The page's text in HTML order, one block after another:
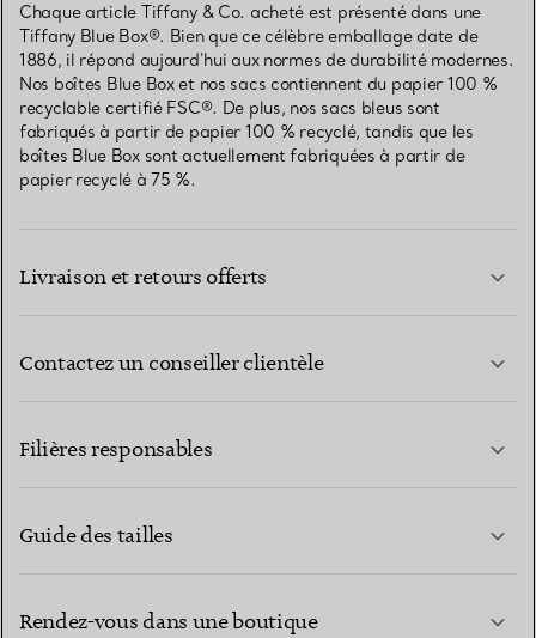
Chaque article Tiffany & Co. acheté est présenté dans une
Tiffany Blue Box®. Bien que ce célèbre emballage date de
1886, il répond aujourd’hui aux normes de durabilité modernes.
Nos boîtes Blue Box et nos sacs contiennent du papier 100 %
recyclable certifié FSC®. De plus, nos sacs bleus sont
fabriqués à partir de papier 100 % recyclé, tandis que les
boîtes Blue Box sont actuellement fabriquées à partir de
papier recyclé à 75 %.
Livraison et retours offerts
Contactez un conseiller clientèle
Filières responsables
Guide des tailles
Rendez-vous dans une boutique